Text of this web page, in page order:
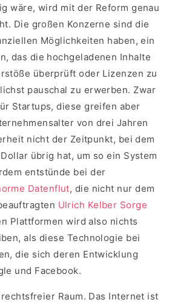
wäre, wird mit der Reform genau
Die großen Konzerne sind die
Möglichkeiten haben, ein
das die hochgeladenen Inhalte
überprüft oder Lizenzen zu
pauschal zu erwerben. Zwar
Startups, diese greifen aber
von drei Jahren
nicht der Zeitpunkt, bei dem
übrig hat, um so ein System
entstünde bei der
Datenflut, die nicht nur dem
Ulrich Kelber Sorge
Plattformen wird also nichts
als diese Technologie bei
die sich deren Entwicklung
und Facebook.
Raum. Das Internet ist